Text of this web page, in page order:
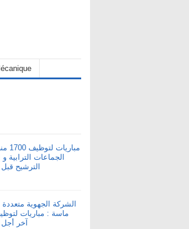
الجماعات الترابية
الترشيح قبل 28 غشت 2026
الشركة الجهوية
آخر أجل 24 غشت 2026